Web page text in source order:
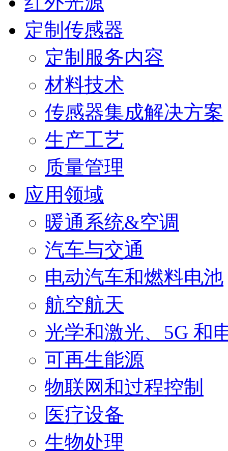
定制传感器
定制服务内容
材料技术
传感器集成解决方案
生产工艺
质量管理
应用领域
暖通系统&空调
汽车与交通
电动汽车和燃料电池
航空航天
光学和激光、5G 和
可再生能源
物联网和过程控制
医疗设备
生物处理